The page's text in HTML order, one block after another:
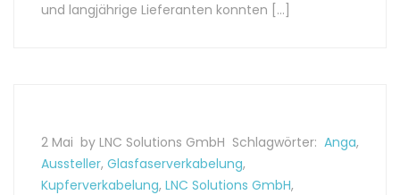
und langjährige Lieferanten konnten […]
2 Mai by LNC Solutions GmbH Schlagwörter: Anga,
Aussteller, Glasfaserverkabelung,
Kupferverkabelung, LNC Solutions GmbH,